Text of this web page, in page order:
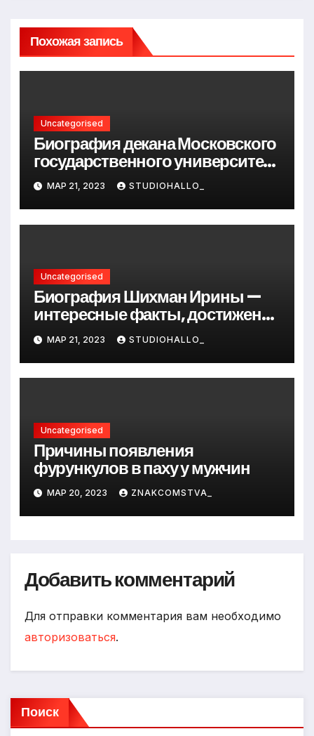
Похожая запись
Uncategorised
Биография декана Московского
государственного университета
Андрея Сидорова — от студента
до руководителя
МАР 21, 2023 STUDIOHALLO_
Uncategorised
Биография Шихман Ирины —
интересные факты, достижения
и путь к успеху
МАР 21, 2023 STUDIOHALLO_
Uncategorised
Причины появления
фурункулов в паху у мужчин
МАР 20, 2023 ZNAKCOMSTVA_
Добавить комментарий
Для отправки комментария вам необходимо
авторизоваться.
Поиск